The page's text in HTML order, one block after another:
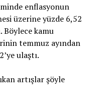
enflasyonun
üzerine yüzde 6,52
Böylece kamu
temmuz ayından
ulaştı.
artışlar şöyle